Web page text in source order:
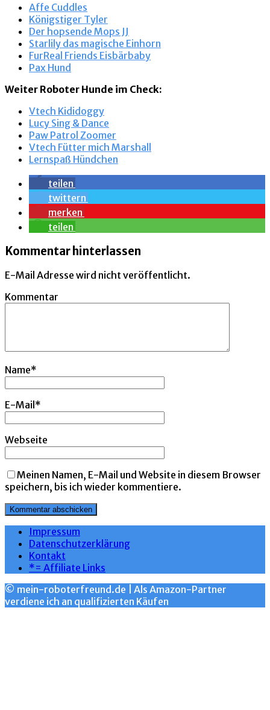
Affe Cuddles
Königstiger Tyler
Der hopsende Mops JJ
Starlily das magische Einhorn
FurReal Friends Eisbärbaby
Pax Hund
Weiter Roboter Hunde im Check:
Vtech Kididoggy
Lucy Sing & Dance
Paw Patrol Zoomer
Vtech Fütter mich Marshall
Lernspaß Hündchen
teilen
twittern
merken
teilen
Kommentar hinterlassen
E-Mail Adresse wird nicht veröffentlicht.
Kommentar
Name*
E-Mail *
Webseite
Meinen Namen, E-Mail und Website in diesem Browser
speichern, bis ich wieder kommentiere.
Impressum
Datenschutzerklärung
Kontakt
*= Affiliate Links
© mein-roboterfreund.de | Als Amazon-Partner
verdiene ich an qualifizierten Käufen